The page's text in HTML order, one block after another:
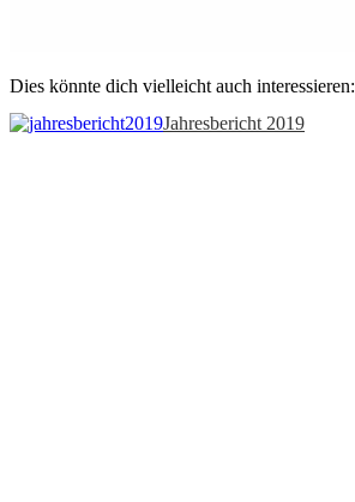
Dies könnte dich vielleicht auch interessieren:
Jahresbericht 2019